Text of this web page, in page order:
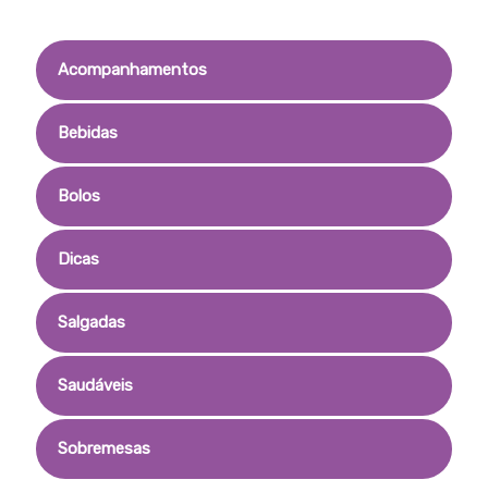
Acompanhamentos
Bebidas
Bolos
Dicas
Salgadas
Saudáveis
Sobremesas